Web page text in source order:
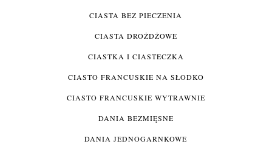
CIASTA BEZ PIECZENIA
CIASTA DROŻDŻOWE
CIASTKA I CIASTECZKA
CIASTO FRANCUSKIE NA SŁODKO
CIASTO FRANCUSKIE WYTRAWNIE
DANIA BEZMIĘSNE
DANIA JEDNOGARNKOWE